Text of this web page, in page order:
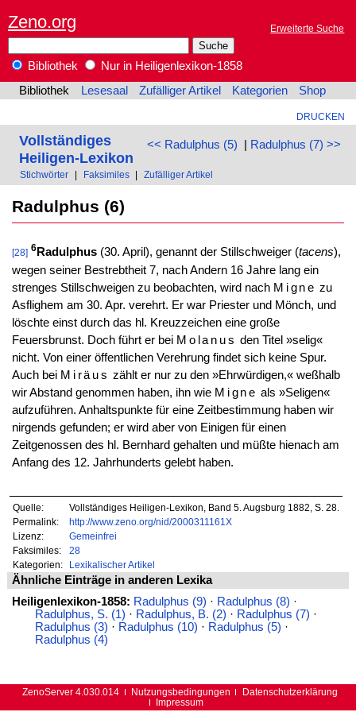
Zeno.org Erweiterte Suche
Bibliothek
Nur in Heiligenlexikon-1858
Bibliothek
Lesesaal Zufälliger Artikel Kategorien Shop
DRUCKEN
<< Radulphus (5) | Radulphus (7) >>
Vollständiges
Heiligen-Lexikon
Stichwörter Faksimiles Zufälliger Artikel
Radulphus (6)
[28] 6Radulphus(30. April), genannt der Stillschweiger (tacens),
wegen seiner Bestrebtheit 7, nach Andern 16 Jahre lang ein
strenges Stillschweigen zu beobachten, wird nach Migne zu
Asflighem am 30. Apr. verehrt. Er war Priester und Mönch, und
löschte einst durch das hl. Kreuzzeichen eine große
Feuersbrunst. Doch führt er bei Molanus den Titel »selig«
nicht. Von einer öffentlichen Verehrung findet sich keine Spur.
Auch bei Miräus zählt er nur zu den »Ehrwürdigen,« weßhalb
wir Abstand genommen haben, ihn wie Migne als »Seligen«
aufzuführen. Anhaltspunkte für eine Zeitbestimmung haben wir
nirgends gefunden; er wird aber von Einigen für einen
Zeitgenossen des hl. Bernhard gehalten und müßte hienach am
Anfang des 12. Jahrhunderts gelebt haben.
Quelle:
Vollständiges Heiligen-Lexikon, Band 5. Augsburg 1882, S. 28.
Permalink:
http://www.zeno.org/nid/2000311161X
Lizenz:
Gemeinfrei
Faksimiles:
28
Kategorien:
Lexikalischer Artikel
Ähnliche Einträge in anderen Lexika
Heiligenlexikon-1858: Radulphus (9) · Radulphus (8) ·
Radulphus, S. (1) · Radulphus, B. (2) · Radulphus (7) ·
Radulphus (3) · Radulphus (10) · Radulphus (5) ·
Radulphus (4)
ZenoServer 4.030.014 Nutzungsbedingungen
Datenschutzerklärung
Impressum